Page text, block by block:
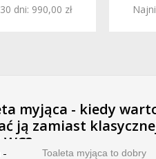
dni: 990,00 zł
myjąca - kiedy
ją zamiast
WC?
Toaleta myjąca to dobry